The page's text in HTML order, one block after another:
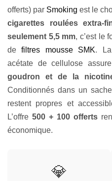
offerts) par Smoking est le
cigarettes roulées extra-
seulement 5,5 mm, c’est le
defiltres mousse SMK.
acétate de cellulose
goudron et de la
Conditionnés dans un
restent propres et
L’offre 500 + 100 offerts
économique.
💎